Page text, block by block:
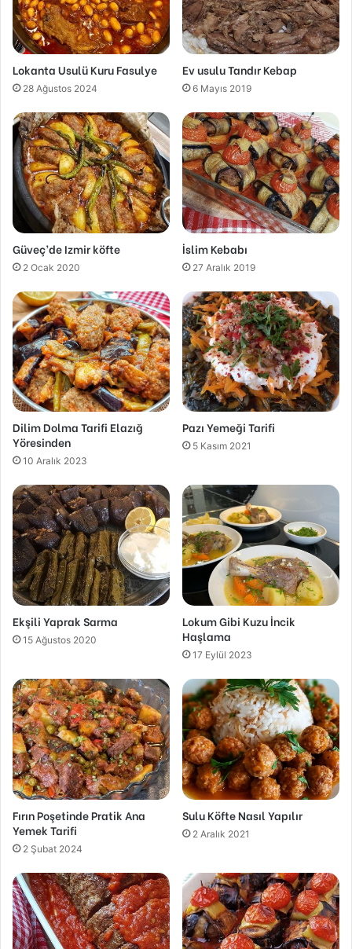
Lokanta Usulü Kuru Fasulye
28 Ağustos 2024
Ev usulu Tandır Kebap
6 Mayıs 2019
Güveç’de Izmir köfte
2 Ocak 2020
İslim Kebabı
27 Aralık 2019
Dilim Dolma Tarifi Elazığ
Yöresinden
10 Aralık 2023
Pazı Yemeği Tarifi
5 Kasım 2021
Ekşili Yaprak Sarma
15 Ağustos 2020
Lokum Gibi Kuzu İncik
Haşlama
17 Eylül 2023
Fırın Poşetinde Pratik Ana
Yemek Tarifi
2 Şubat 2024
Sulu Köfte Nasıl Yapılır
2 Aralık 2021